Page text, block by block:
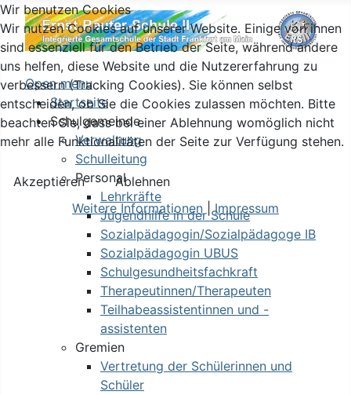
Open menu
Startseite
Schulgemeinde
Verwaltung
Schulleitung
Personal
Lehrkräfte
Jugendhilfe in der Schule
Sozialpädagogin/Sozialpädagoge IB
Sozialpädagogin UBUS
Schulgesundheitsfachkraft
Therapeutinnen/Therapeuten
Teilhabeassistentinnen und -
assistenten
Gremien
Vertretung der Schülerinnen und
Schüler
Wir benutzen Cookies
Wir nutzen Cookies auf unserer Website. Einige von ihnen
sind essenziell für den Betrieb der Seite, während andere
uns helfen, diese Website und die Nutzererfahrung zu
verbessern (Tracking Cookies). Sie können selbst
entscheiden, ob Sie die Cookies zulassen möchten. Bitte
beachten Sie, dass bei einer Ablehnung womöglich nicht
mehr alle Funktionalitäten der Seite zur Verfügung stehen.
Akzeptieren
Ablehnen
Weitere Informationen |Impressum